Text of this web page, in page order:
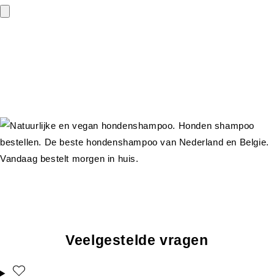
Veelgestelde vragen